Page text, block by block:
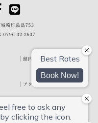
崎町湯島753
32-2637
館内・施設
アクセス
プライバシーポリシー